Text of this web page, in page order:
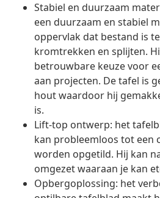
Stabiel en duurzaam
een duurzaam en stabiel
oppervlak dat bestand is
kromtrekken en splijten.
betrouwbare keuze voor
aan projecten. De tafel is
hout waardoor hij
is.
Lift-top ontwerp: het
kan probleemloos tot een
worden opgetild. Hij kan
omgezet waaraan je kan
Opbergoplossing: het